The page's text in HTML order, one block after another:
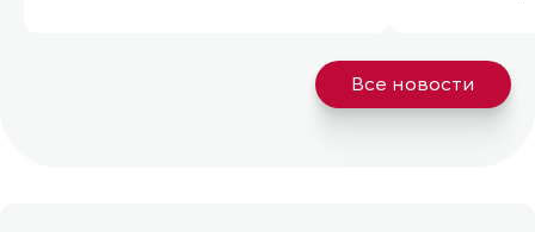
Все новости